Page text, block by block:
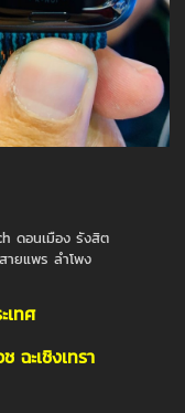
ดอนเมือง รังสิต
ายแพร ลำโพง
เทศ
ฉะเชิงเทรา